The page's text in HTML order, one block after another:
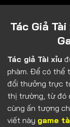
Tác Giả
Tác giả Tài xỉu
phàm. Để có thể
đổi thưởng trực
thị trường, từ đó
cùng ấn tượng
viết này game